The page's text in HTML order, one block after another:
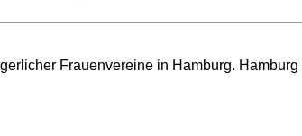
Frauenvereine in Hamburg. Hamburg